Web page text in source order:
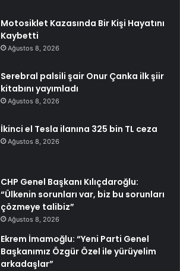
Motosiklet Kazasında Bir Kişi Hayatını
Kaybetti
Ağustos 8, 2026
Serebral palsili şair Onur Çanka ilk şiir
kitabını yayımladı
Ağustos 8, 2026
İkinci el Tesla ilanına 325 bin TL ceza
Ağustos 8, 2026
CHP Genel Başkanı Kılıçdaroğlu:
“Ülkenin sorunları var, biz bu sorunları
çözmeye talibiz”
Ağustos 8, 2026
Ekrem İmamoğlu: “Yeni Parti Genel
Başkanımız Özgür Özel ile yürüyelim
arkadaşlar”